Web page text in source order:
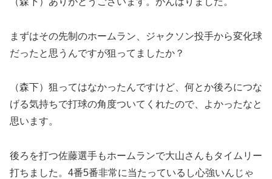
まずはその先制のホームラン、ジャクソン投手から変化球
だったと思うんですが狙ってましたか？
（森下）狙ってはなかったんですけど、何とか後ろにつな
げる気持ちで打球の角度ついてくれたので、よかったなと
思います。
後ろを打つ佐藤選手もホームランで大山さんもタイムリー
打ちました。4番5番非常に当たっているし心強いんじゃ